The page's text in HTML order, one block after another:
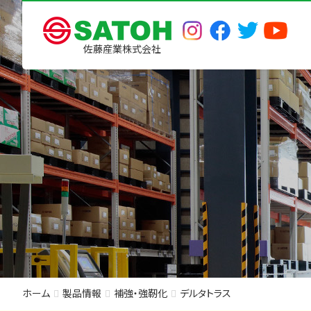
佐藤産業株式会社
ホーム 製品情報 補強・強靭化 デルタトラス